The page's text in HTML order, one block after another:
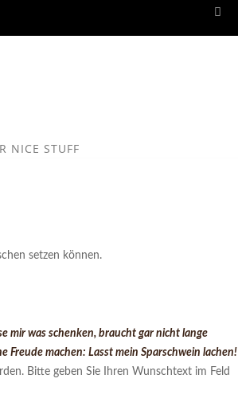
NICE STUFF
setzen können.
mir was schenken, braucht gar nicht lange
Freude machen: Lasst mein Sparschwein lachen!
Bitte geben Sie Ihren Wunschtext im Feld